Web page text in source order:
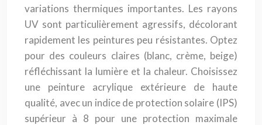
variations thermiques importantes. Les rayons
UV sont particulièrement agressifs, décolorant
rapidement les peintures peu résistantes. Optez
pour des couleurs claires (blanc, crème, beige)
réfléchissant la lumière et la chaleur. Choisissez
une peinture acrylique extérieure de haute
qualité, avec un indice de protection solaire (IPS)
supérieur à 8 pour une protection maximale